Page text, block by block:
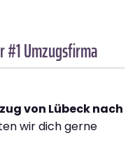
#1 Umzugsfirma
von Lübeck nach
wir dich gerne